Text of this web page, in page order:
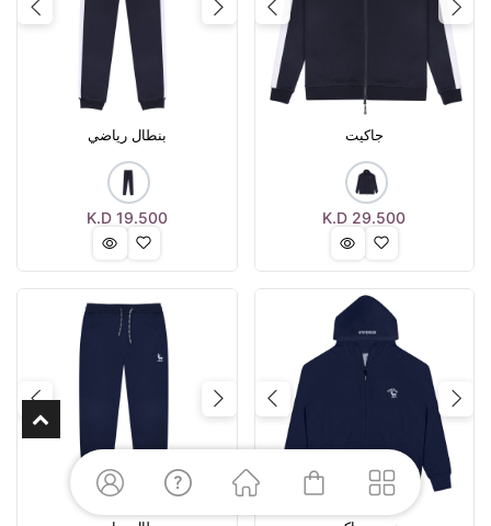
Previous
Next
جاكيت
29.500
Previous
بنطال رياضي
19.500
K.D
Previous
Next
Previous